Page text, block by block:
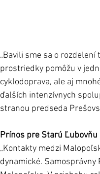
„Bavili sme sa o
prostriedky pomôžu v
cyklodoprava, ale aj
ďalších intenzívnych
stranou predseda
Prínos pre Starú Ľubovňu
„Kontakty medzi
dynamické.